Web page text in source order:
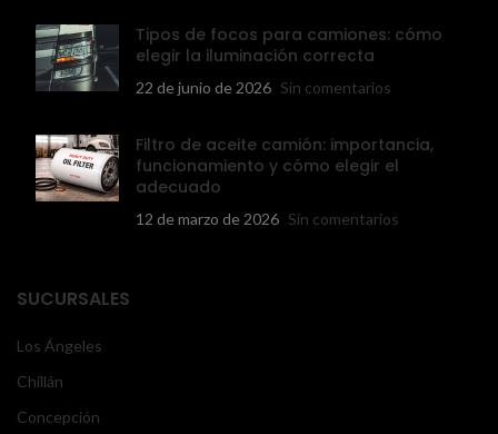
Tipos de focos para camiones: cómo
elegir la iluminación correcta
22 de junio de 2026 Sin comentarios
Filtro de aceite camión: importancia,
funcionamiento y cómo elegir el
adecuado
12 de marzo de 2026 Sin comentarios
SUCURSALES
Los Ángeles
Chillán
Concepción